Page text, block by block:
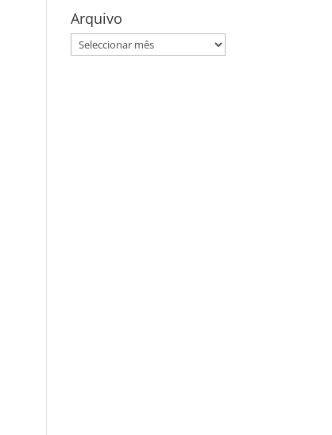
Arquivo
Arquivo